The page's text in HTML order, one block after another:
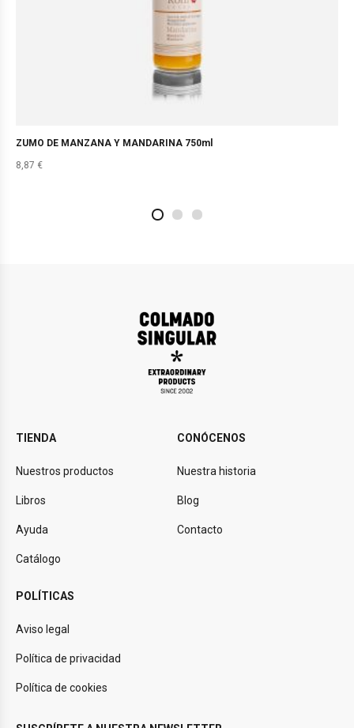
ZUMO DE MANZANA Y MANDARINA 750ml
8,87 €
TIENDA
Nuestros productos
Libros
Ayuda
Catálogo
CONÓCENOS
Nuestra historia
Blog
Contacto
POLÍTICAS
Aviso legal
Política de privacidad
Política de cookies